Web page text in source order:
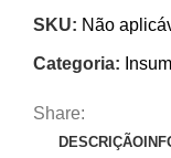
SKU: Não
Categoria:
Share:
DESCRIÇÃO